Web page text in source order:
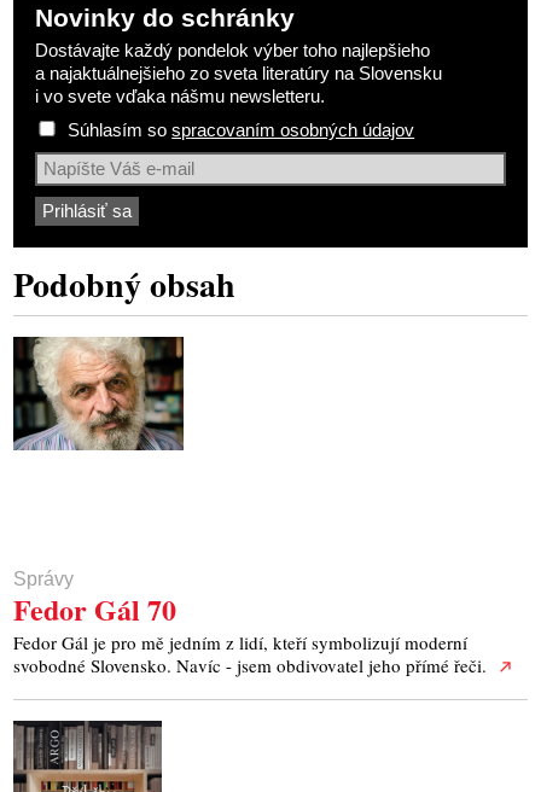
Novinky do schránky
Dostávajte každý pondelok výber toho najlepšieho
a najaktuálnejšieho zo sveta literatúry na Slovensku
i vo svete vďaka nášmu newsletteru.
Súhlasím sospracovaním osobných údajov
Podobný obsah
Správy
Fedor Gál 70
Fedor Gál je pro mě jedním z lidí, kteří symbolizují moderní
svobodné Slovensko. Navíc - jsem obdivovatel jeho přímé řeči.